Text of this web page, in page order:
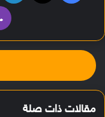
مقالات ذات صلة